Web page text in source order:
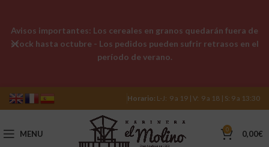
Horario: L-J: 9 a 19 | V: 9 a 18 | S: 9 a 13:30
MENU 0 0,00€
Avisos importantes: Los cereales en granos quedarán fuera de
stock hasta octubre - Los pedidos pueden sufrir retrasos en el
período de verano.